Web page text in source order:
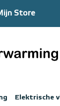
Store
Elektrische